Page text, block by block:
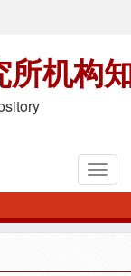
所机构